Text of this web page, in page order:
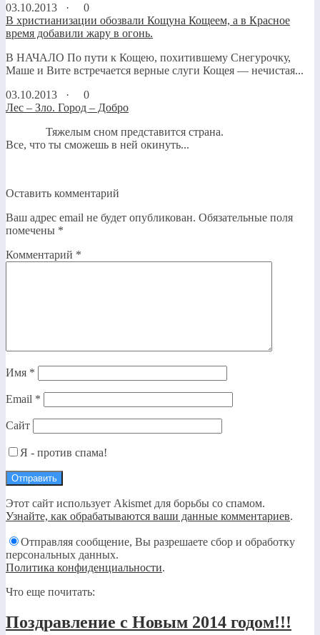
03.10.2013 ·
0
В христианизации обозвали Кощуна Кощеем, а в Красное
время добавили жару в огонь.
В НАЧАЛО По пути к Кощею, похитившему Снегурочку,
Маше и Вите встречается верные слуги Кощея — нечистая...
03.10.2013 ·
0
Лес – Зло. Город – Добро
Тяжелым сном представится страна.
Все, что ты сможешь в ней окинуть...
Оставить комментарий
Ваш адрес email не будет опубликован. Обязательные поля
помечены *
Комментарий *
Имя *
Email *
Сайт
Я - против спама!
Этот сайт использует Akismet для борьбы со спамом.
Узнайте, как обрабатываются ваши данные комментариев.
Отправляя сообщение, Вы разрешаете сбор и обработку
персональных данных.
Политика конфиденциальности.
Что еще почитать:
Поздравление с Новым 2014 годом!!!